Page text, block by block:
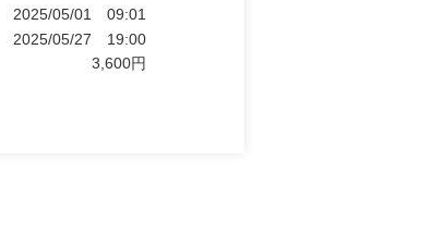
2025/05/01
09:01
2025/05/27
19:00
3,600円